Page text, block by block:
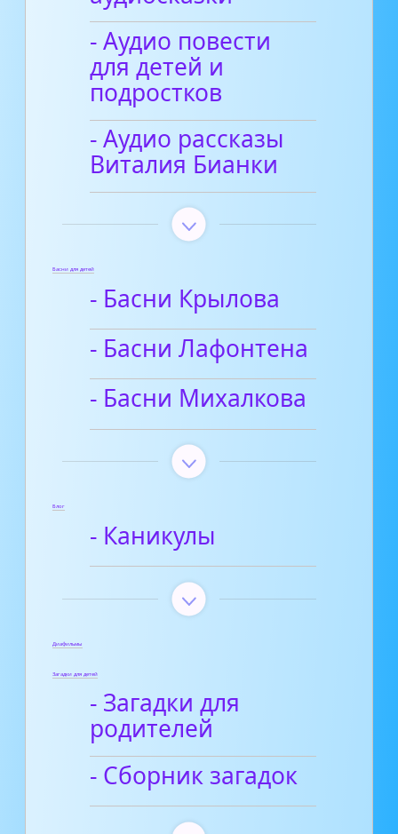
- Аудио повести
для детей и
подростков
- Аудио рассказы
Виталия Бианки
Басни для детей
- Басни Крылова
- Басни Лафонтена
- Басни Михалкова
Блог
- Каникулы
Диафильмы
Загадки для детей
- Загадки для
родителей
- Сборник загадок